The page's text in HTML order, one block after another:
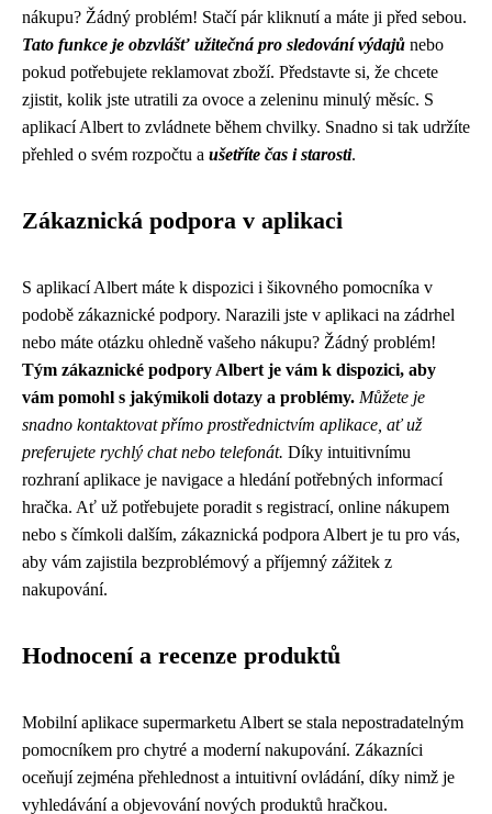
nákupu? Žádný problém! Stačí pár kliknutí a máte ji před sebou.
Tato funkce je obzvlášť užitečná pro sledování výdajů nebo
pokud potřebujete reklamovat zboží. Představte si, že chcete
zjistit, kolik jste utratili za ovoce a zeleninu minulý měsíc. S
aplikací Albert to zvládnete během chvilky. Snadno si tak udržíte
přehled o svém rozpočtu a ušetříte čas i starosti.
Zákaznická podpora v aplikaci
S aplikací Albert máte k dispozici i šikovného pomocníka v
podobě zákaznické podpory. Narazili jste v aplikaci na zádrhel
nebo máte otázku ohledně vašeho nákupu? Žádný problém!
Tým zákaznické podpory Albert je vám k dispozici, aby
vám pomohl s jakýmikoli dotazy a problémy. Můžete je
snadno kontaktovat přímo prostřednictvím aplikace, ať už
preferujete rychlý chat nebo telefonát. Díky intuitivnímu
rozhraní aplikace je navigace a hledání potřebných informací
hračka. Ať už potřebujete poradit s registrací, online nákupem
nebo s čímkoli dalším, zákaznická podpora Albert je tu pro vás,
aby vám zajistila bezproblémový a příjemný zážitek z
nakupování.
Hodnocení a recenze produktů
Mobilní aplikace supermarketu Albert se stala nepostradatelným
pomocníkem pro chytré a moderní nakupování. Zákazníci
oceňují zejména přehlednost a intuitivní ovládání, díky nimž je
vyhledávání a objevování nových produktů hračkou.